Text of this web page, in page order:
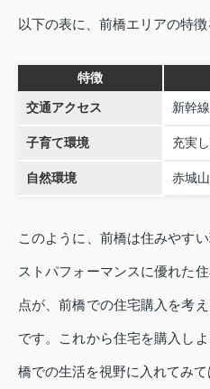
以下の表に、前橋エリアの特徴
特徴
交通アクセス 新幹
子育て環境 充実
自然環境 赤城
このように、前橋は住みやす
ストパフォーマンスに優れた
点が、前橋での住宅購入を考
です。これから住宅を購入し
橋での生活を視野に入れてみて